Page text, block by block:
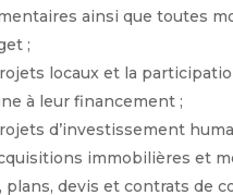
ainsi que toutes
;
locaux et la
à leur financement ;
d’investissement
immobilières et
plans, devis et contrats de